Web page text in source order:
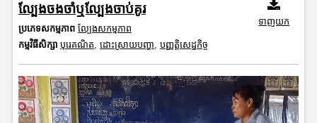
ល្បែងចងចាំឬល្បែងចាប់គូរ
ប្រភេទសកម្មភាព ល្បែងសកម្មភាព
កម្មវិធីសិក្សា បុរេគណិត ដោះស្រាយបញ្ហា បញ្ញត្តិសេដ្ឋកិច្ច
ទាញយក